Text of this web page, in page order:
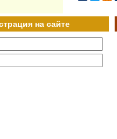
на сайте